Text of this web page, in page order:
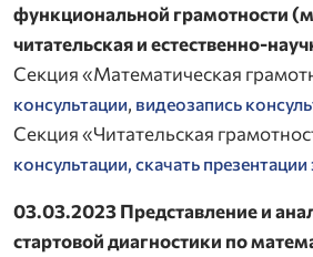
функциональной грамотности
читательская и естественно-
Секция «Математическая
консультации, видеозапись
Секция «Читательская
консультации, скачать
03.03.2023 Представление и
стартовой диагностики по